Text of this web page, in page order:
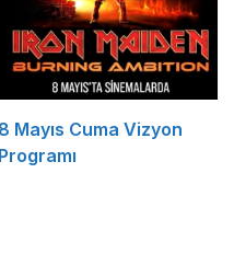
8 Mayıs Cuma Vizyon
Programı